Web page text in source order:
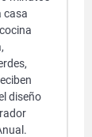
casa
diseño